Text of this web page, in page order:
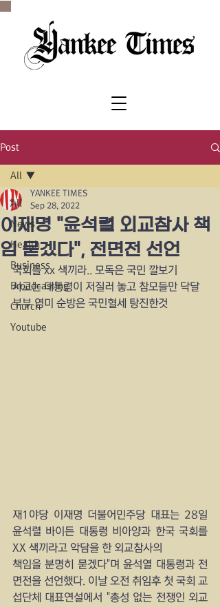
Post
All
News
Health
Business
Broadcasting
Church
Youtube
All
이재명 "윤석렬 외교참사 책
임 묻겠다", 전면전 선언
YANKEE TIMES
Sep 28, 2022
국회를 xx 색끼라.. 모독은 국민 깔보기
사고는 대통령이 저질러 놓고 참모들만 닥달
부부 영미 순방은 국민혈세 탕진한것
재1야당 이재명 더불어민주당 대표는 28일
윤석렬 바이든 대통령 비아양과 한국 국회를
XX 색끼라고 악담을 한 외교참사의
책임을 분명히 묻겠다"며 윤석열 대통령과 전
면전을 선언했다. 이날 오전 취임후 첫 국회 교
섭단체 대표연설에서 "총성 없는 전쟁인 외교